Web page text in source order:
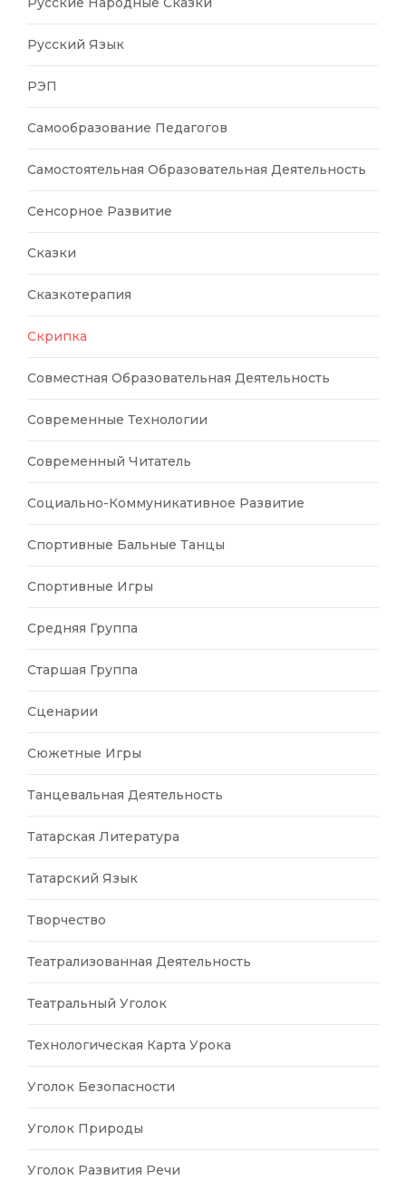
Русский Язык
РЭП
Самообразование Педагогов
Самостоятельная Образовательная Деятельность
Сенсорное Развитие
Сказки
Сказкотерапия
Скрипка
Совместная Образовательная Деятельность
Современные Технологии
Современный Читатель
Социально-Коммуникативное Развитие
Спортивные Бальные Танцы
Спортивные Игры
Средняя Группа
Старшая Группа
Сценарии
Сюжетные Игры
Танцевальная Деятельность
Татарская Литература
Татарский Язык
Творчество
Театрализованная Деятельность
Театральный Уголок
Технологическая Карта Урока
Уголок Безопасности
Уголок Природы
Уголок Развития Речи